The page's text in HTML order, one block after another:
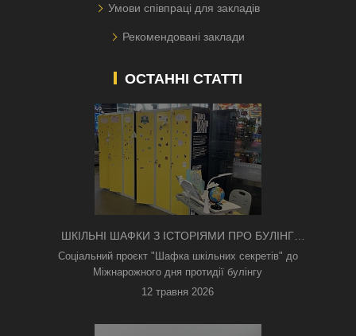
Умови співпраці для закладів
Рекомендовані заклади
ОСТАННІ СТАТТІ
ШКІЛЬНІ ШАФКИ З ІСТОРІЯМИ ПРО БУЛІНГ
З'ЯВИЛИСЯ В КИЄВІ
Соціальний проєкт "Шафка шкільних секретів" до
Міжнарожного дня протидії булінгу
12 травня 2026